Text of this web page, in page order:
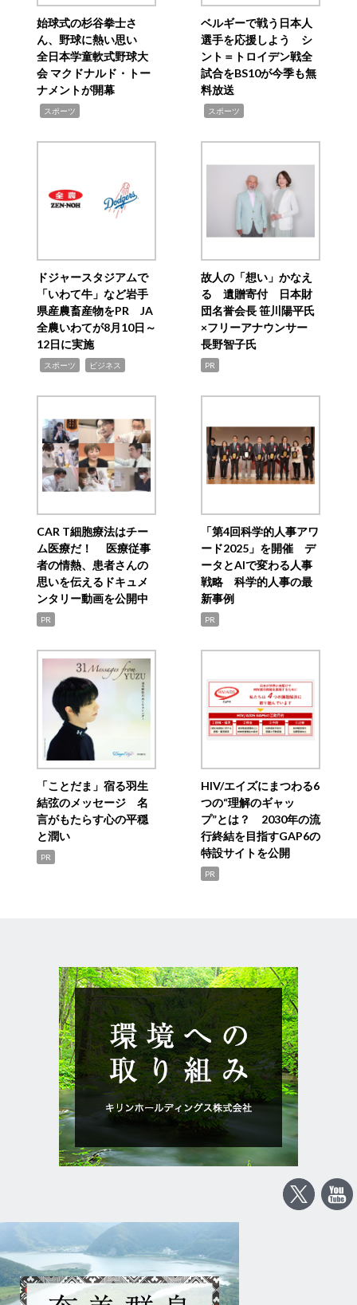
始球式の杉谷拳士さ
ん、野球に熱い思い
全日本学童軟式野球大
会 マクドナルド・トー
ナメントが開幕
スポーツ
ベルギーで戦う日本人
選手を応援しよう シ
ント＝トロイデン戦全
試合をBS10が今季も無
料放送
スポーツ
ドジャースタジアムで
「いわて牛」など岩手
県産農畜産物をPR JA
全農いわてが8月10日～
12日に実施
スポーツ ビジネス
故人の「想い」かなえ
る 遺贈寄付 日本財
団名誉会長 笹川陽平氏
×フリーアナウンサー
長野智子氏
PR
CAR T細胞療法はチー
ム医療だ！ 医療従事
者の情熱、患者さんの
思いを伝えるドキュメ
ンタリー動画を公開中
PR
「第4回科学的人事アワ
ード2025」を開催 デ
ータとAIで変わる人事
戦略 科学的人事の最
新事例
PR
「ことだま」宿る羽生
結弦のメッセージ 名
言がもたらす心の平穏
と潤い
PR
HIV/エイズにまつわる6
つの“理解のギャッ
プ”とは？ 2030年の流
行終結を目指すGAP6の
特設サイトを公開
PR